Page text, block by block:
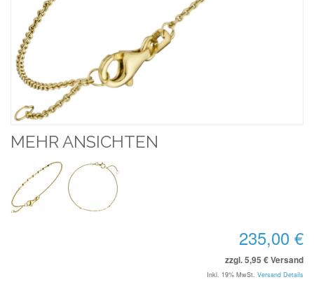
MEHR ANSICHTEN
235,00 €
zzgl. 5,95 € Versand
Inkl. 19% MwSt. Versand Details